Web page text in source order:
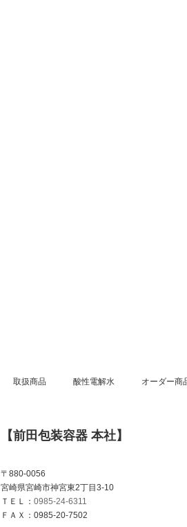
取扱商品 酸性電解水 オーダー商
【前田包装容器 本社】
〒880-0056
宮崎県宮崎市神宮東2丁目3-10
ＴＥＬ： 0985-24-6311
ＦＡＸ：0985-20-7502